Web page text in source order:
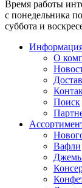
Время работы
с понедельника
суббота и
О
Поиск
Вафли